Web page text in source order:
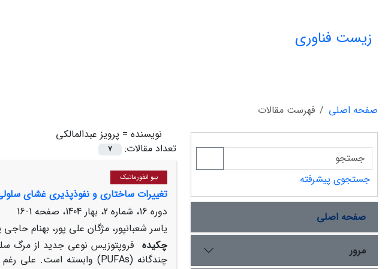
زیست فناوری
صفحه اصلی
فهرست مقالات
نویسنده = پرویز عبدالمالکی
تعداد مقالات:
7
بیو انفورماتیک
تغییرات ساختاری و نفوذپذیری غشای
دوره 16، شماره 2، بهار 1404، صفحه
1-16
یاسر شعبانپور، مژگان علی پور، بهنام حاجی
چکیده فروپتوزیس نوعی جدید از مرگ
چندگانه (PUFAs) وابسته است. علی
جستجوی پیشرفته
صفحه اصلی
مرور